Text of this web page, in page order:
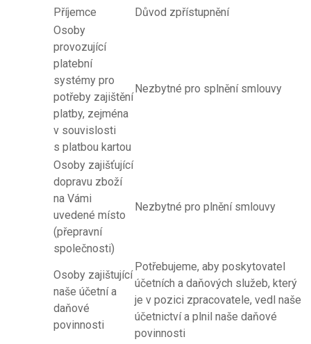
Příjemce
Důvod zpřístupnění
Osoby
provozující
platební
systémy pro
potřeby zajištění
platby, zejména
v souvislosti
s platbou kartou
Nezbytné pro splnění smlouvy
Osoby zajišťující
dopravu zboží
na Vámi
uvedené místo
(přepravní
společnosti)
Nezbytné pro plnění smlouvy
Osoby zajištující
naše účetní a
daňové
povinnosti
Potřebujeme, aby poskytovatel
účetních a daňových služeb, který
je v pozici zpracovatele, vedl naše
účetnictví a plnil naše daňové
povinnosti